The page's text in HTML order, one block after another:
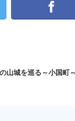
山城を巡る～小国町～